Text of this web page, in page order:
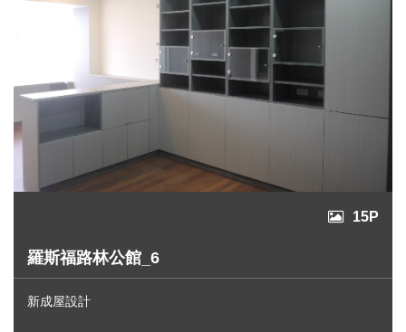
15P
羅斯福路林公館_6
新成屋設計